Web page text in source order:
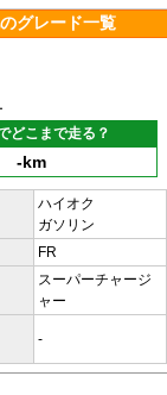
グレード一覧
どこまで走る？
-km
ハイオク
ガソリン
FR
スーパーチャージ
ャー
-